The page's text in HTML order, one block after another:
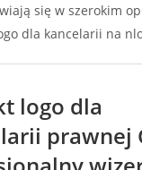
się w szerokim
dla kancelarii na
logo dla
prawnej